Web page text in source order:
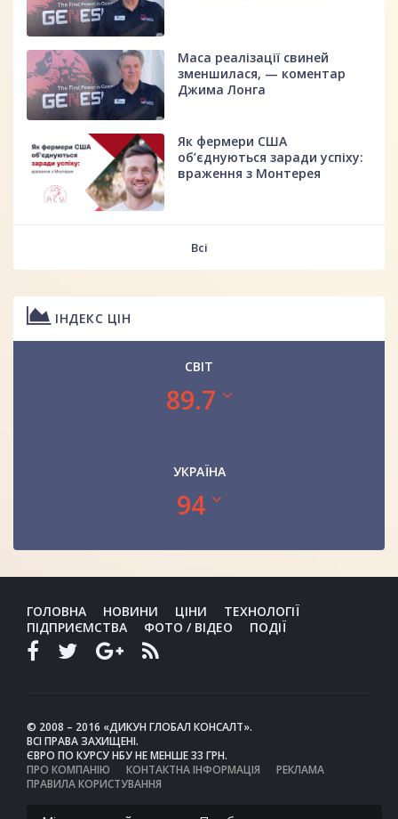
Маса реалізації свиней
зменшилася, — коментар
Джима Лонга
Як фермери США
об’єднуються заради успіху:
враження з Монтерея
Всі
ІНДЕКС ЦІН
СВІТ
89.7
УКРАЇНА
94
ГОЛОВНА НОВИНИ ЦІНИ
ТЕХНОЛОГІЇ
ПІДПРИЄМСТВА
ФОТО / ВІДЕО ПОДІЇ
© 2008 – 2016 «ДИКУН ГЛОБАЛ КОНСАЛТ».
ВСІ ПРАВА ЗАХИЩЕНІ.
ЄВРО ПО КУРСУ НБУ НЕ МЕНШЕ 33 ГРН.
ПРО КОМПАНІЮ
КОНТАКТНА ІНФОРМАЦІЯ
РЕКЛАМА
ПРАВИЛА КОРИСТУВАННЯ